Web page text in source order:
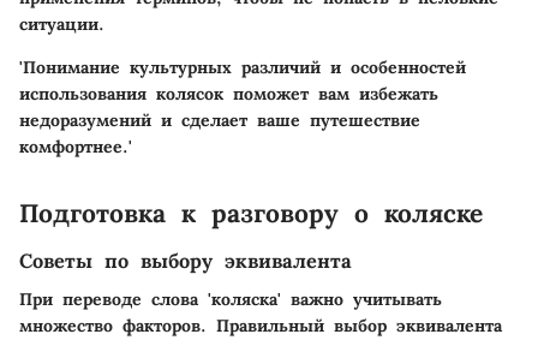
ситуации.
'Понимание культурных различий и особенностей
использования колясок поможет вам избежать
недоразумений и сделает ваше путешествие
комфортнее.'
Подготовка к разговору о коляске
Советы по выбору эквивалента
При переводе слова 'коляска' важно учитывать
множество факторов. Правильный выбор эквивалента